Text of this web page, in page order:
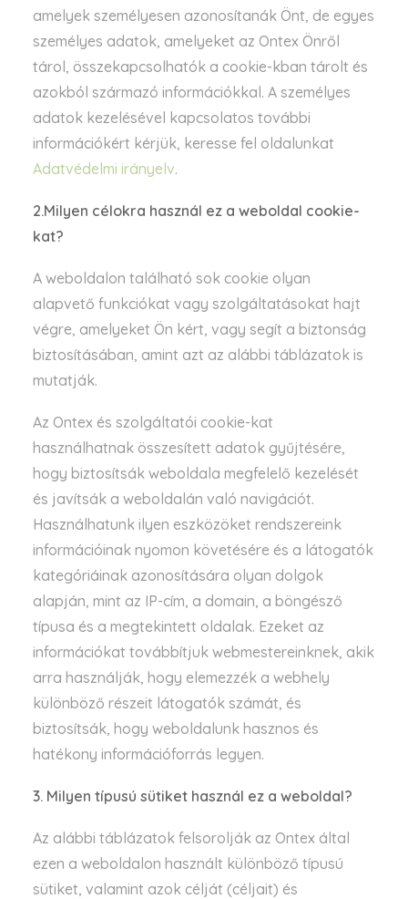
amelyek személyesen azonosítanák Önt, de egyes
személyes adatok, amelyeket az Ontex Önről
tárol, összekapcsolhatók a cookie-kban tárolt és
azokból származó információkkal. A személyes
adatok kezelésével kapcsolatos további
információkért kérjük, keresse fel oldalunkat
Adatvédelmi irányelv.
2.Milyen célokra használ ez a weboldal cookie-
kat?
A weboldalon található sok cookie olyan
alapvető funkciókat vagy szolgáltatásokat hajt
végre, amelyeket Ön kért, vagy segít a biztonság
biztosításában, amint azt az alábbi táblázatok is
mutatják.
Az Ontex és szolgáltatói cookie-kat
használhatnak összesített adatok gyűjtésére,
hogy biztosítsák weboldala megfelelő kezelését
és javítsák a weboldalán való navigációt.
Használhatunk ilyen eszközöket rendszereink
információinak nyomon követésére és a látogatók
kategóriáinak azonosítására olyan dolgok
alapján, mint az IP-cím, a domain, a böngésző
típusa és a megtekintett oldalak. Ezeket az
információkat továbbítjuk webmestereinknek, akik
arra használják, hogy elemezzék a webhely
különböző részeit látogatók számát, és
biztosítsák, hogy weboldalunk hasznos és
hatékony információforrás legyen.
3. Milyen típusú sütiket használ ez a weboldal?
Az alábbi táblázatok felsorolják az Ontex által
ezen a weboldalon használt különböző típusú
sütiket, valamint azok célját (céljait) és